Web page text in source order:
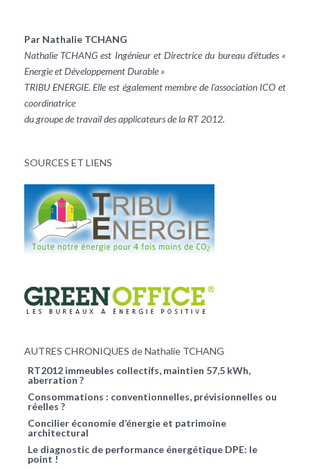
Par Nathalie TCHANG
Nathalie TCHANG est Ingénieur et Directrice du bureau d'études «
Energie et Développement Durable »
TRIBU ENERGIE. Elle est également membre de l’association ICO et
coordinatrice
du groupe de travail des applicateurs de la RT 2012.
SOURCES ET LIENS
AUTRES CHRONIQUES de Nathalie TCHANG
RT2012 immeubles collectifs, maintien 57,5 kWh,
aberration ?
Consommations : conventionnelles, prévisionnelles ou
réelles ?
Concilier économie d’énergie et patrimoine
architectural
Le diagnostic de performance énergétique DPE: le
point !